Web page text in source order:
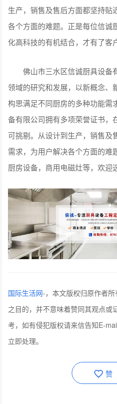
生产，销售及售后方面都坚持贴
各个方面的难题。正是每位信诚
化高科技的有机结合，才有了客
佛山市三水区信诚厨具设备
领域的研究和发展，以新概念、
构思满足不同厨房的多种功能需
备有限公司拥有多项荣誉证书，
可挑剔。从设计到生产，销售及
需求，为用户解决各个方面的难
厨房设备，商用电磁灶等，欢迎
国际生活网-，本文版权归原作者
之目的，并不意味着赞同其观点或
考，如有侵犯版权请来信告知E-
立即处理。
赞